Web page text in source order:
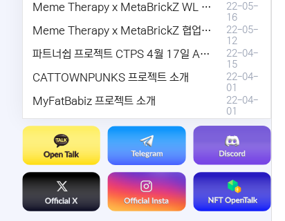
Meme Therapy x MetaBrickZ WL & AriDrop 이벤트 결과안내!
22-05-
16
Meme Therapy x MetaBrickZ 협업 & WL , AriDrop 이벤트 안내
22-05-
12
파트너쉽 프로젝트 CTPS 4월 17일 AMA안내.
22-04-
15
CATTOWNPUNKS 프로젝트 소개
22-04-
01
MyFatBabiz 프로젝트 소개
22-04-
01